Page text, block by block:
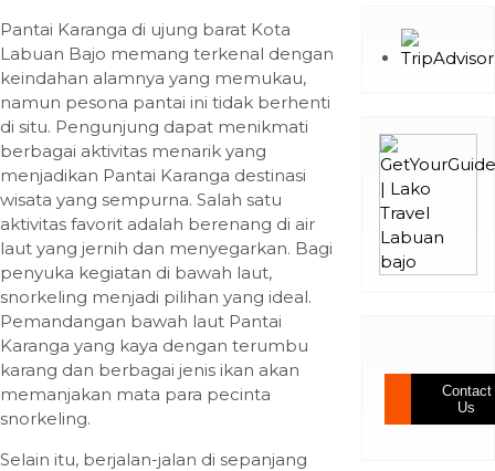
Pantai Karanga di ujung barat Kota
Labuan Bajo memang terkenal dengan
keindahan alamnya yang memukau,
namun pesona pantai ini tidak berhenti
di situ. Pengunjung dapat menikmati
berbagai aktivitas menarik yang
menjadikan Pantai Karanga destinasi
wisata yang sempurna. Salah satu
aktivitas favorit adalah berenang di air
laut yang jernih dan menyegarkan. Bagi
penyuka kegiatan di bawah laut,
snorkeling menjadi pilihan yang ideal.
Pemandangan bawah laut Pantai
Karanga yang kaya dengan terumbu
karang dan berbagai jenis ikan akan
memanjakan mata para pecinta
snorkeling.
Selain itu, berjalan-jalan di sepanjang
Contact
Us